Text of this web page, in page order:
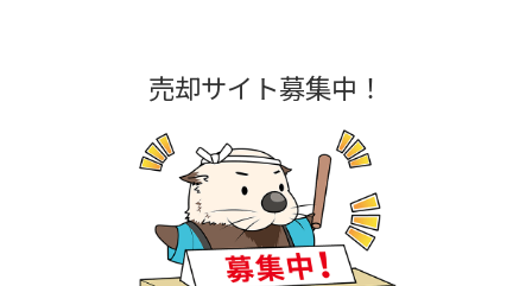
売却サイト募集中！